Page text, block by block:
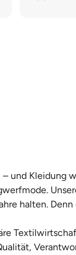
und Kleidung
halten.